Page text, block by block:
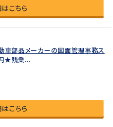
こちら
車部品メーカーの図面管理事務ス
★残業...
こちら